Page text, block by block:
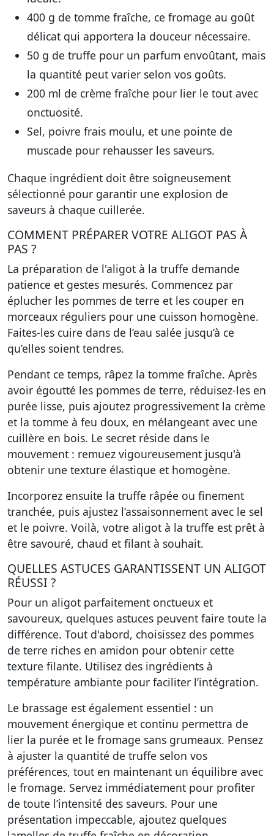
400 g de tomme fraîche, ce fromage au goût
délicat qui apportera la douceur nécessaire.
50 g de truffe pour un parfum envoûtant, mais
la quantité peut varier selon vos goûts.
200 ml de crème fraîche pour lier le tout avec
onctuosité.
Sel, poivre frais moulu, et une pointe de
muscade pour rehausser les saveurs.
Chaque ingrédient doit être soigneusement
sélectionné pour garantir une explosion de
saveurs à chaque cuillerée.
COMMENT PRÉPARER VOTRE ALIGOT PAS À
PAS ?
La préparation de l'aligot à la truffe demande
patience et gestes mesurés. Commencez par
éplucher les pommes de terre et les couper en
morceaux réguliers pour une cuisson homogène.
Faites-les cuire dans de l’eau salée jusqu’à ce
qu’elles soient tendres.
Pendant ce temps, râpez la tomme fraîche. Après
avoir égoutté les pommes de terre, réduisez-les en
purée lisse, puis ajoutez progressivement la crème
et la tomme à feu doux, en mélangeant avec une
cuillère en bois. Le secret réside dans le
mouvement : remuez vigoureusement jusqu'à
obtenir une texture élastique et homogène.
Incorporez ensuite la truffe râpée ou finement
tranchée, puis ajustez l’assaisonnement avec le sel
et le poivre. Voilà, votre aligot à la truffe est prêt à
être savouré, chaud et filant à souhait.
QUELLES ASTUCES GARANTISSENT UN ALIGOT
RÉUSSI ?
Pour un aligot parfaitement onctueux et
savoureux, quelques astuces peuvent faire toute la
différence. Tout d'abord, choisissez des pommes
de terre riches en amidon pour obtenir cette
texture filante. Utilisez des ingrédients à
température ambiante pour faciliter l’intégration.
Le brassage est également essentiel : un
mouvement énergique et continu permettra de
lier la purée et le fromage sans grumeaux. Pensez
à ajuster la quantité de truffe selon vos
préférences, tout en maintenant un équilibre avec
le fromage. Servez immédiatement pour profiter
de toute l’intensité des saveurs. Pour une
présentation impeccable, ajoutez quelques